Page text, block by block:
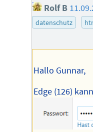
Rolf B
datenschutz
Hallo Gunnar,
Edge (126)